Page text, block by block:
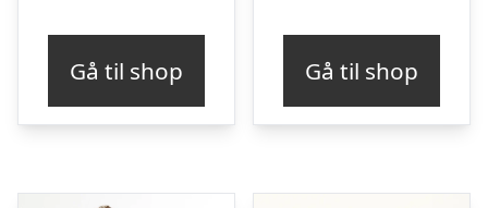
Gå til shop Gå til shop